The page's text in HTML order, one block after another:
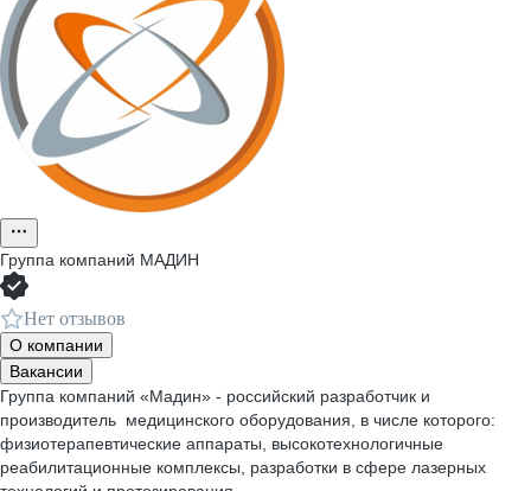
Группа компаний МАДИН
Нет отзывов
О компании
Вакансии
Группа компаний «Мадин» - российский разработчик и
производитель медицинского оборудования, в числе которого:
физиотерапевтические аппараты, высокотехнологичные
реабилитационные комплексы, разработки в сфере лазерных